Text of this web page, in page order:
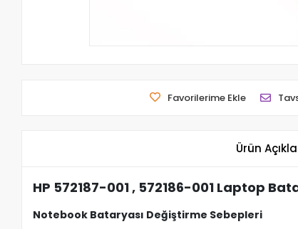
Favorilerime Ekle
Ürün
HP 572187-001 , 572186-001 Laptop
Notebook Bataryası Değiştirme Sebepleri